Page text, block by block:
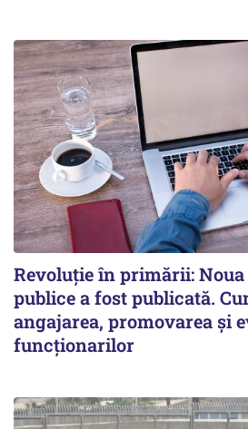
Revoluție în primării:
publice a fost publicată.
angajarea, promovarea și
funcționarilor